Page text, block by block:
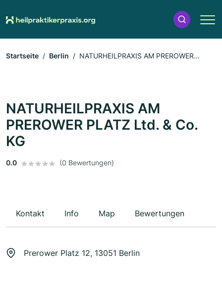
Startseite Berlin
NATURHEILPRAXIS AM PREROWER
NATURHEILPRAXIS AM
PREROWER PLATZ Ltd. & Co.
KG
0.0 (0 Bewertungen)
Kontakt Info Map Bewertungen
Prerower Platz 12, 13051 Berlin